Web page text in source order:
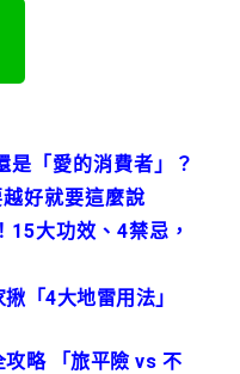
是「愛的消費者」？
好就要這麼說
15大功效、4禁忌，
「4大地雷用法」
略 「旅平險 vs 不